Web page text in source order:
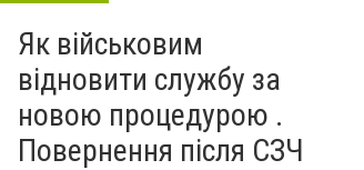
Як військовим
відновити службу за
новою процедурою .
Повернення після СЗЧ